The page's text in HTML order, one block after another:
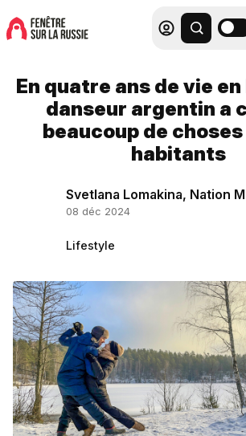
En quatre ans de vie en
danseur argentin a
beaucoup de
habitants
Svetlana Lomakina, Nation
08 déc 2024
Lifestyle